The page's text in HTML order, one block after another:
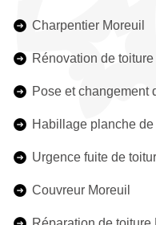
Charpentier Moreuil
Rénovation de toiture
Pose et changement
Habillage planche de
Urgence fuite de
Couvreur Moreuil